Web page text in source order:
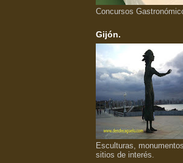
Concursos
Gijón.
Esculturas,
sitios de interés.